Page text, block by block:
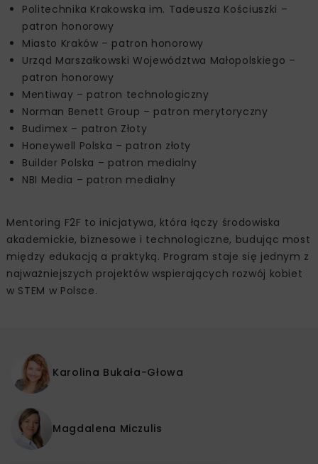
Politechnika Krakowska im. Tadeusza Kościuszki –
patron honorowy
Miasto Kraków – patron honorowy
Urząd Marszałkowski Województwa Małopolskiego –
patron honorowy
Mentiway – patron technologiczny
Norman Benett Group – patron merytoryczny
Budimex – patron Złoty
Honeywell Polska – patron złoty
Builder Polska – patron medialny
NBI Media – patron medialny
Mentoring F2F to inicjatywa, która łączy środowiska
akademickie, biznesowe i technologiczne, budując most
między edukacją a praktyką. Program staje się jednym z
najważniejszych projektów wspierających rozwój kobiet
w STEM w Polsce.
Karolina Bukała-Głowa
Magdalena Miczulis